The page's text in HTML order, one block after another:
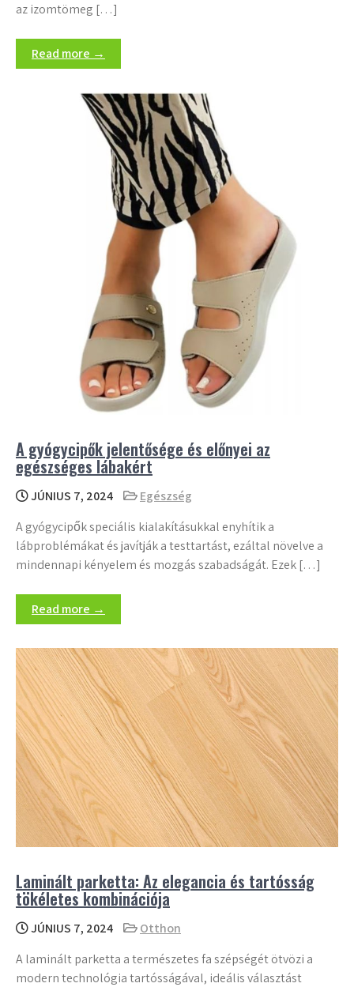
az izomtömeg […]
Read more →
A gyógycipők jelentősége és előnyei az
egészséges lábakért
JÚNIUS 7, 2024
Egészség
A gyógycipők speciális kialakításukkal enyhítik a
lábproblémákat és javítják a testtartást, ezáltal növelve a
mindennapi kényelem és mozgás szabadságát. Ezek […]
Read more →
Laminált parketta: Az elegancia és tartósság
tökéletes kombinációja
JÚNIUS 7, 2024
Otthon
A laminált parketta a természetes fa szépségét ötvözi a
modern technológia tartósságával, ideális választást